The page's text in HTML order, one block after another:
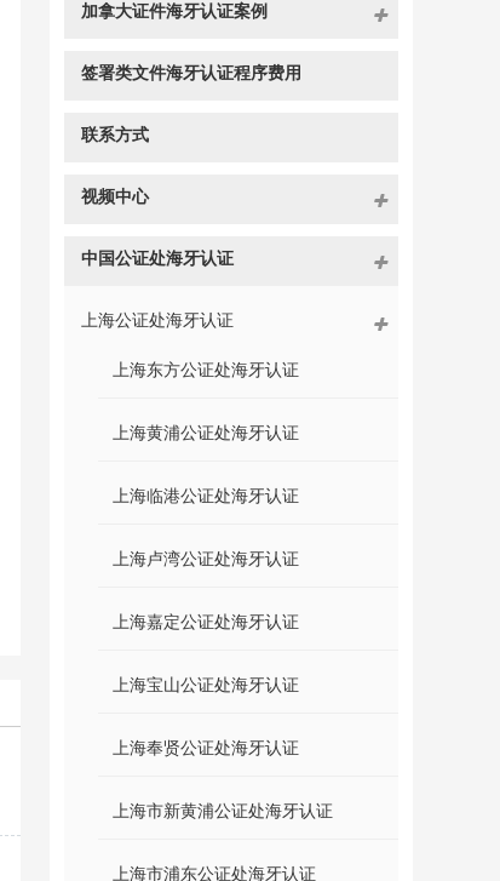
加拿大证件海牙认证案例
签署类文件海牙认证程序费用
联系方式
视频中心
中国公证处海牙认证
上海公证处海牙认证
上海东方公证处海牙认证
上海黄浦公证处海牙认证
上海临港公证处海牙认证
上海卢湾公证处海牙认证
上海嘉定公证处海牙认证
上海宝山公证处海牙认证
上海奉贤公证处海牙认证
上海市新黄浦公证处海牙认证
上海市浦东公证处海牙认证